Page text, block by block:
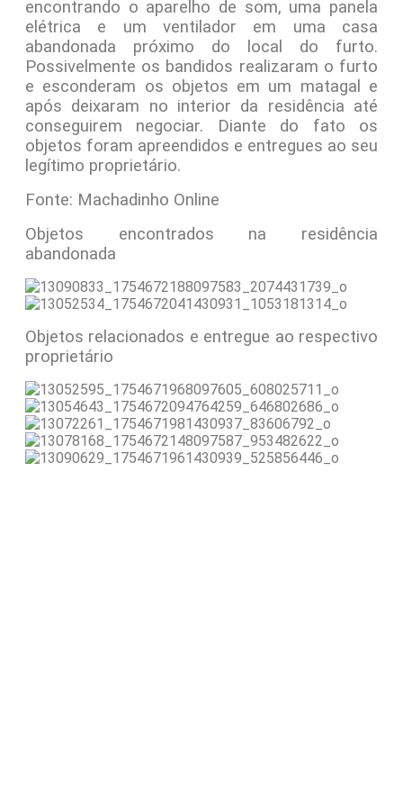
encontrando o aparelho de som, uma panela
elétrica e um ventilador em uma casa
abandonada próximo do local do furto.
Possivelmente os bandidos realizaram o furto
e esconderam os objetos em um matagal e
após deixaram no interior da residência até
conseguirem negociar. Diante do fato os
objetos foram apreendidos e entregues ao seu
legítimo proprietário.
Fonte: Machadinho Online
Objetos encontrados na residência
abandonada
Objetos relacionados e entregue ao respectivo
proprietário